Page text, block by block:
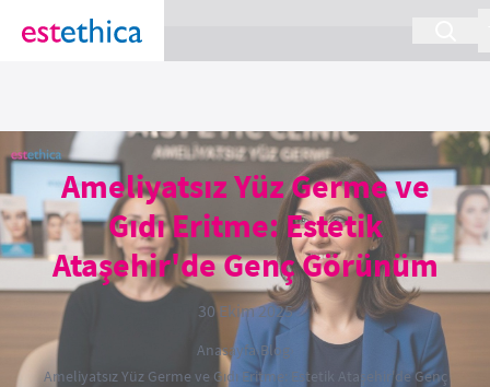
section Service {
Ameliyatsız Yüz Germe ve
Gıdı Eritme: Estetik
Ataşehir'de Genç Görünüm
30 Ekim 2025
Anasayfa›Blog›
Ameliyatsız Yüz Germe ve Gıdı Eritme: Estetik Ataşehir'de Genç